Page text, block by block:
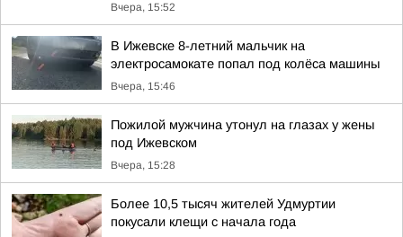
Вчера, 15:52
В Ижевске 8-летний мальчик на
электросамокате попал под колёса машины
Вчера, 15:46
Пожилой мужчина утонул на глазах у жены
под Ижевском
Вчера, 15:28
Более 10,5 тысяч жителей Удмуртии
покусали клещи с начала года